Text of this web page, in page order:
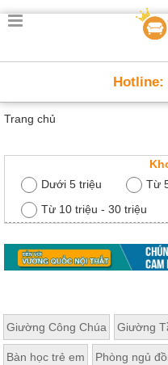
Trang
Thông
Minh
Nội
Thất
Trẻ
sách
Nội
Hotline:
Trang chủ
Dưới 5 triệu
Từ
Từ 10 triệu - 30 triệu
Giường Công Chúa Giường
Bàn học trẻ em Phòng ngủ